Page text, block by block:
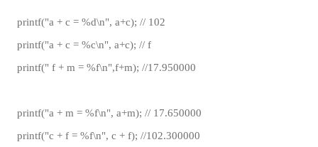
printf("a + c = %d\n", a+c); // 102
printf("a + c = %c\n", a+c); // f
printf(" f + m = %f\n",f+m); //17.950000
printf("a + m = %f\n", a+m); // 17.650000
printf("c + f = %f\n", c + f); //102.300000